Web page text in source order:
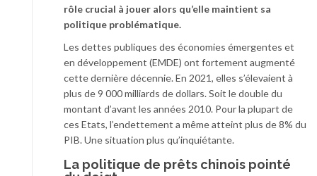
rôle crucial à jouer alors qu’elle maintient sa
politique problématique.
Les dettes publiques des économies émergentes et
en développement (EMDE) ont fortement augmenté
cette dernière décennie. En 2021, elles s’élevaient à
plus de 9 000 milliards de dollars. Soit le double du
montant d’avant les années 2010. Pour la plupart de
ces Etats, l’endettement a même atteint plus de 8% du
PIB. Une situation plus qu’inquiétante.
La politique de prêts chinois pointé